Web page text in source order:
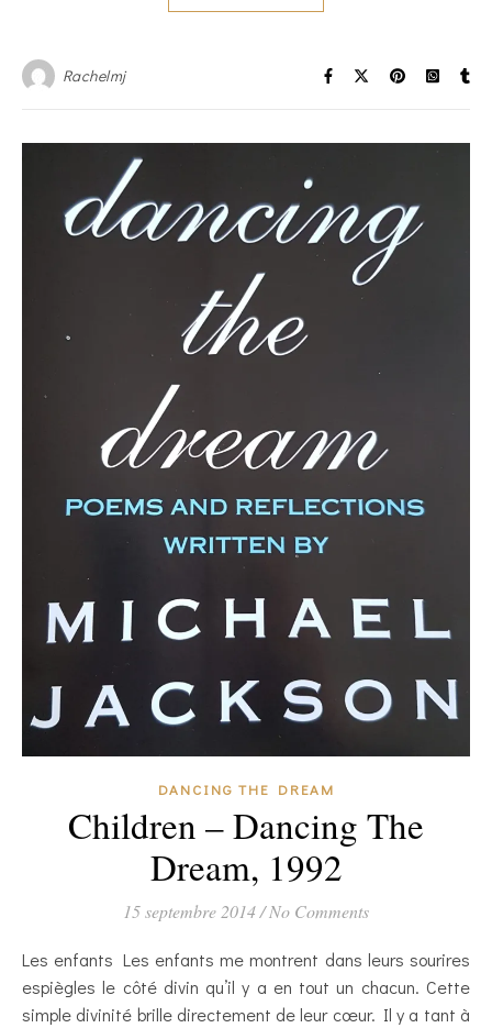
Rachelmj
DANCING THE DREAM
Children – Dancing The
Dream, 1992
15 septembre 2014/No Comments
Les enfants Les enfants me montrent dans leurs sourires
espiègles le côté divin qu’il y a en tout un chacun. Cette
simple divinité brille directement de leur cœur. Il y a tant à